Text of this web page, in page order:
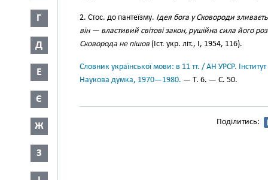
Г
Д
Е
Є
Ж
З
2. Стос. до пантеїзму. Ідея бога у Сковороди
він — властивий світові закон, рушійна сила його
Сковорода не пішов (Іст. укр. літ., І, 1954, 116).
Словник української мови: в 11 тт. / АН УРСР.
Наукова думка, 1970—1980. — Т. 6. — С. 50.
Поділитись: